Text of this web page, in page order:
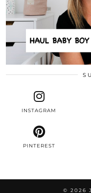
INSTAGRAM
PINTEREST
© 2026